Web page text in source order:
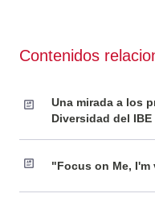
Contenidos
Una mirada a los
Diversidad del IBE
"Focus on Me, I'm